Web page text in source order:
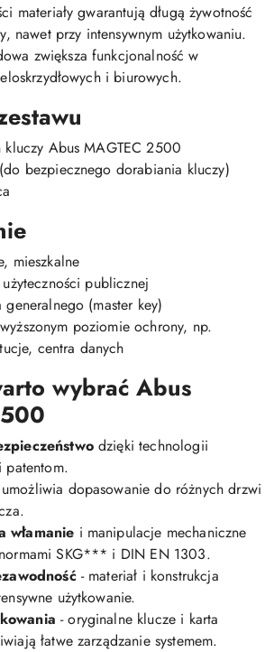
materiały gwarantują długą żywotność
nawet przy intensywnym użytkowaniu.
zwiększa funkcjonalność w
i biurowych.
Abus MAGTEC 2500
bezpiecznego dorabiania kluczy)
mieszkalne
publicznej
generalnego (master key)
poziomie ochrony, np.
centra danych
wybrać Abus
dzięki technologii
patentom.
dopasowanie do różnych drzwi
włamanie i manipulacje mechaniczne
SKG*** i DIN EN 1303.
- materiał i konstrukcja
użytkowanie.
- oryginalne klucze i karta
łatwe zarządzanie systemem.